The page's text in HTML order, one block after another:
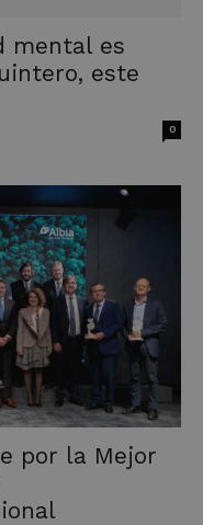
mental es
este
0
por la Mejor